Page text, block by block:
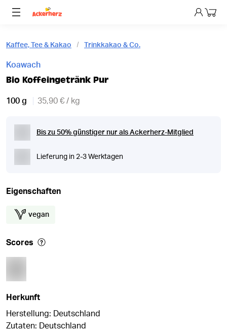
Dein
Kaffee, Tee & Kakao Trinkkakao & Co.
Koawach
Bio Koffeingetränk Pur
100 g 35,90 € / kg
Bis zu 50% günstiger nur als Ackerherz-Mitglied
Lieferung in 2-3 Werktagen
Eigenschaften
vegan
Scores
Herkunft
Herstellung: Deutschland
Zutaten: Deutschland